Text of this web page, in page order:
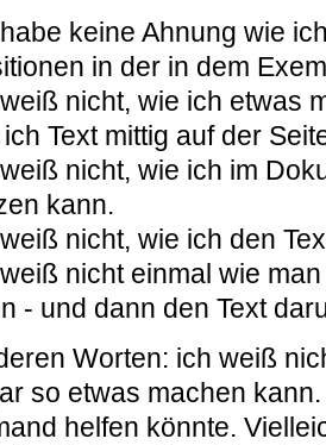
keine Ahnung wie
in der in dem
nicht, wie ich etwas
Text mittig auf der
nicht, wie ich im
kann.
nicht, wie ich den
nicht einmal wie
- und dann den Text
Worten: ich weiß
so etwas machen
helfen könnte.